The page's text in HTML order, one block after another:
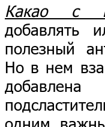
Какао с
добавлять
полезный
Но в нем